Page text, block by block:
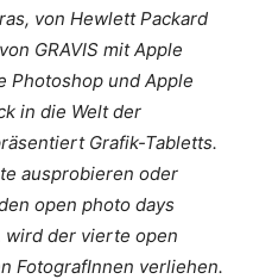
von Hewlett Packard
GRAVIS mit Apple
Photoshop und Apple
in die Welt der
Grafik-Tabletts.
ausprobieren oder
open photo days
wird der vierte open
FotografInnen verliehen.